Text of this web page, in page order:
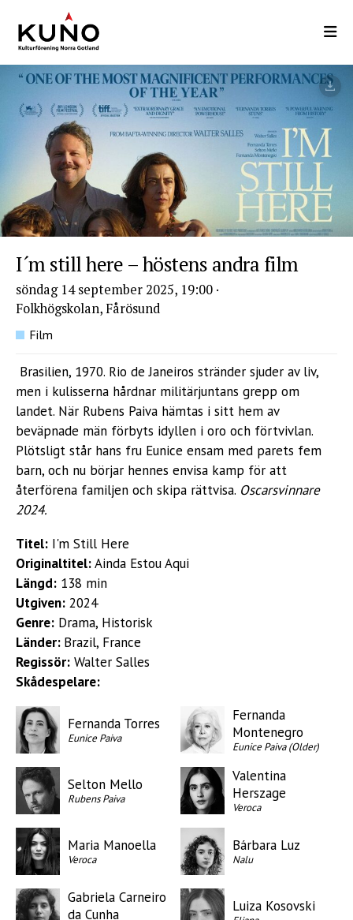
till
huvudinnehåll
I´m still here – höstens andra film
söndag 14 september 2025, 19:00 ·
Folkhögskolan, Fårösund
Film
Brasilien, 1970. Rio de Janeiros stränder sjuder av liv,
men i kulisserna hårdnar militärjuntans grepp om
landet. När Rubens Paiva hämtas i sitt hem av
beväpnade män förbyts idyllen i oro och förtvivlan.
Plötsligt står hans fru Eunice ensam med parets fem
barn, och nu börjar hennes envisa kamp för att
återförena familjen och skipa rättvisa. Oscarsvinnare
2024.
Titel: I'm Still Here
Originaltitel:Ainda Estou Aqui
Längd: 138 min
Utgiven: 2024
Genre: Drama, Historisk
Länder: Brazil, France
Regissör: Walter Salles
Skådespelare:
Fernanda Torres
Eunice Paiva
Fernanda
Montenegro
Eunice Paiva (Older)
Selton Mello
Rubens Paiva
Valentina
Herszage
Veroca
Maria Manoella
Veroca
Bárbara Luz
Nalu
Gabriela Carneiro
da Cunha
Luiza Kosovski